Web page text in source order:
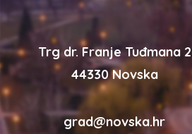
Trg dr. Franje Tuđmana 2
44330 Novska
grad@novska.hr